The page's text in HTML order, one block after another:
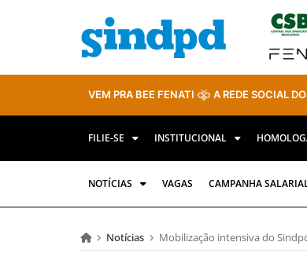
VEM PRA BEE FENATI A REDE SOCIAL
FILIE-SE INSTITUCIONAL
NOTÍCIAS VAGAS CAMPANHA
Notícias Mobilização intensiva do